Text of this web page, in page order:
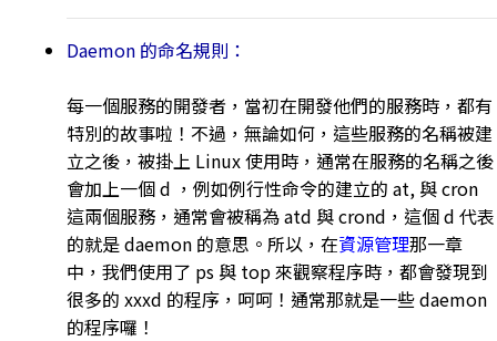
Daemon 的命名規則：
每一個服務的開發者，當初在開發他們的服務時，都有
特別的故事啦！不過，無論如何，這些服務的名稱被建
立之後，被掛上 Linux 使用時，通常在服務的名稱之後
會加上一個 d ，例如例行性命令的建立的 at, 與 cron
這兩個服務，通常會被稱為 atd 與 crond，這個 d 代表
的就是 daemon 的意思。所以，在資源管理那一章
中，我們使用了 ps 與 top 來觀察程序時，都會發現到
很多的 xxxd 的程序，呵呵！通常那就是一些 daemon
的程序囉！